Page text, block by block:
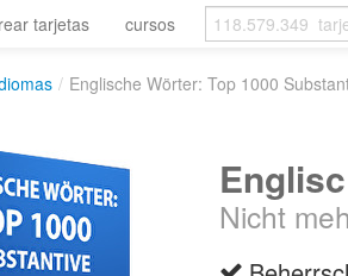
tarjetas cursos
/ Englische Wörter: Top 1000
Nicht